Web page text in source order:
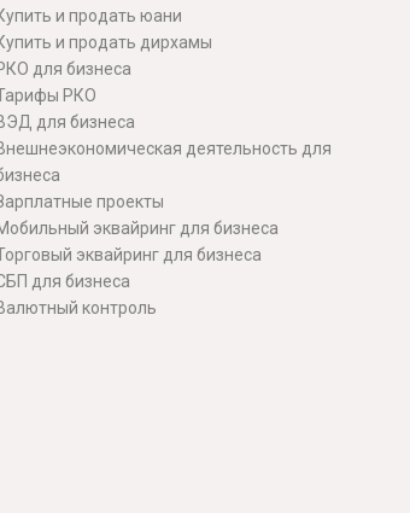
и продать юани
и продать дирхамы
для бизнеса
РКО
для бизнеса
деятельность для
проекты
эквайринг для бизнеса
эквайринг для бизнеса
для бизнеса
контроль